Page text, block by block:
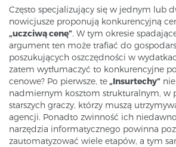
Często specjalizujący się w jednym lub
nowicjusze proponują konkurencyjną
„uczciwą cenę”. W tym okresie
argument ten może trafiać do
poszukujących oszczędności w
zatem wytłumaczyć to konkurencyjne
cenowe? Po pierwsze, te„Insurtechy”
nadmiernym kosztom strukturalnym, w
starszych graczy, którzy muszą
agencji. Ponadto zwinność ich
narzędzia informatycznego powinna
zautomatyzować wiele etapów, a tym